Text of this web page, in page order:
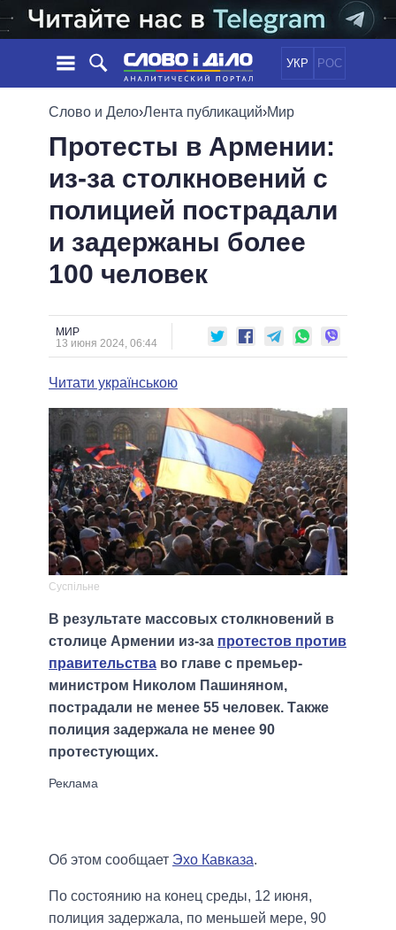
УКР РОС
НОВОСТИ
ЛЕНТА
СОБЫТИЯ
СТАТЬИ
ОБЗОРЫ
ДАЙДЖЕСТЫ
ПОЛИТИКА
ЭКОНОМИКА
ОБЩЕСТВО
МИР
ОБЕЩАНИЯ
ПОЛИТИКИ
ВСЕ ПОЛИТИКИ
ПРЕЗИДЕНТ И ОФИС
ВЕРХОВНАЯ РАДА
ГЛАВЫ ОБЛАДМИНИСТРАЦИЙ
МЭРЫ
ВСЕ ПЕРСОНЫ
ИНФОГРАФИКА
ВИДЕО
СРАВНЕНИЕ ПОЛИТИКОВ
Слово и Дело›Лента публикаций›Мир
Протесты в Армении:
из-за столкновений с
полицией пострадали
и задержаны более
100 человек
МИР
13 июня 2024, 06:44
Читати українською
Суспільне
В результате массовых столкновений в
столице Армении из-за протестов против
правительства во главе с премьер-
министром Николом Пашиняном,
пострадали не менее 55 человек. Также
полиция задержала не менее 90
протестующих.
Об этом сообщает Эхо Кавказа.
По состоянию на конец среды, 12 июня,
полиция задержала, по меньшей мере, 90